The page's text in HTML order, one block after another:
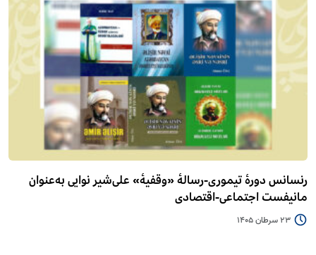
رنسانس دورۀ تیموری-رسالۀ «وقفیۀ» علی‌شیر نوایی به‌عنوان
مانیفست اجتماعی-اقتصادی
23 سرطان 1405